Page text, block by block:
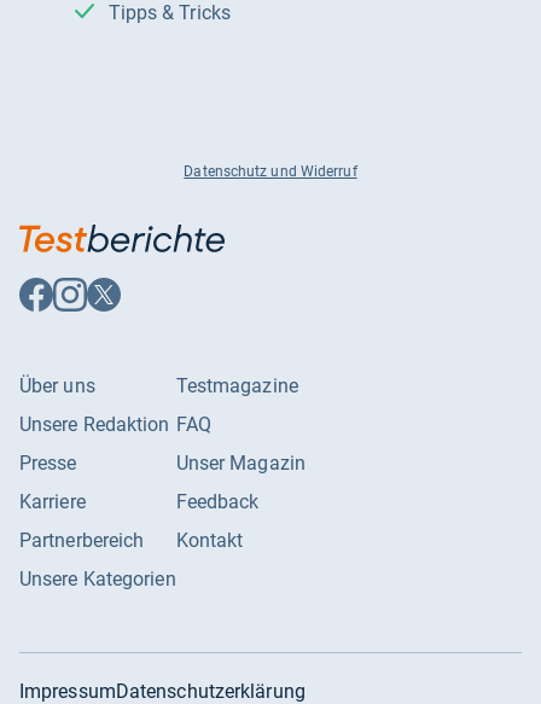
Tipps & Tricks
Datenschutz und Widerruf
Auf
Facebook
Auf
Instagram
Auf
X
Über uns
Unsere Redaktion
Presse
Karriere
Partnerbereich
Unsere Kategorien
Testmagazine
FAQ
Unser Magazin
Feedback
Kontakt
ImpressumDatenschutzerklärung